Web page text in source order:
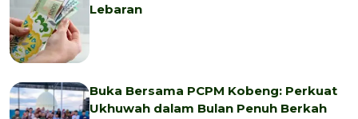
Lebaran
Buka Bersama PCPM Kobeng: Perkuat
Ukhuwah dalam Bulan Penuh Berkah